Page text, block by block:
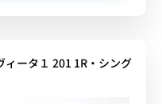
ータ１ 201 1R・シング